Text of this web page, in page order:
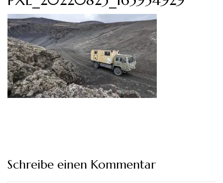
Schreibe einen Kommentar